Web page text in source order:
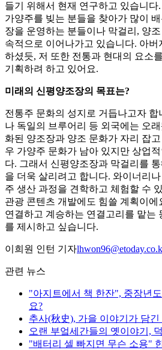
들기 위해서 현재 연구하고 있습니다
가양주를 빚는 분들을 찾아가 많이
장을 운영하는 분들이나 막걸리, 양
속적으로 이어나가고 있습니다. 아버
하셨듯, 저 또한 전통과 현대의 요소
기획하려 하고 있어요.
미래의 신평양조장의 목표는?
전통주 문화의 성지로 거듭나고자 합
나 독일의 브루어리 등 외국에는 오
화된 양조장과 양조 문화가 자리 잡
우 가양주 문화가 남아 있지만 상업
다. 그래서 신평양조장과 막걸리를
을 더욱 살리려고 합니다. 와이너리
주 생산 과정을 견학하고 체험할 수
관광 콘텐츠 개발에도 힘쓸 계획이에
연결하고 계승하는 연결고리를 맡는
를 제시하고 싶습니다.
이희원 인턴 기자
관련 뉴스
"아지트에서 책 한잔", 중장년
요?
추사(秋史), 가을 이야기가 담긴
오랜 부엌세간들의 옛이야기,
"배터리 셀 빠지면 무슨 소용"